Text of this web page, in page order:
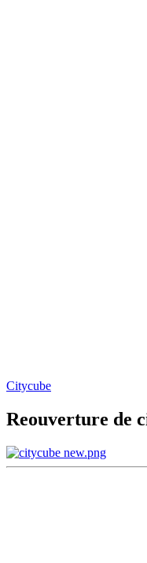
Citycube
Reouverture de